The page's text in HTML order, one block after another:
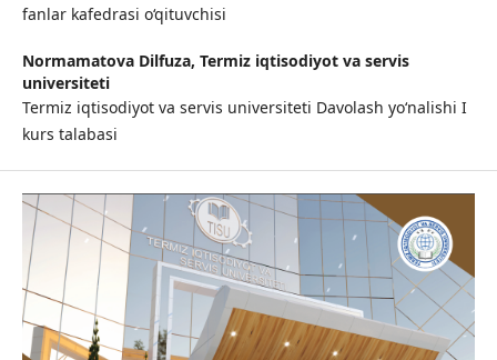
fanlar kafedrasi o‘qituvchisi
Normamatova Dilfuza, Termiz iqtisodiyot va servis
universiteti
Termiz iqtisodiyot va servis universiteti Davolash yo‘nalishi I
kurs talabasi